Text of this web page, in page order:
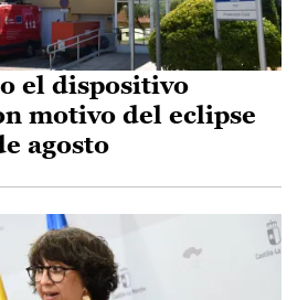
el dispositivo
motivo del eclipse
agosto